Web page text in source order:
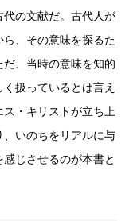
の文献だ。古代人が
、その意味を探るた
、当時の意味を知的
扱っているとは言え
・キリストが立ち上
いのちをリアルに与
じさせるのが本書と